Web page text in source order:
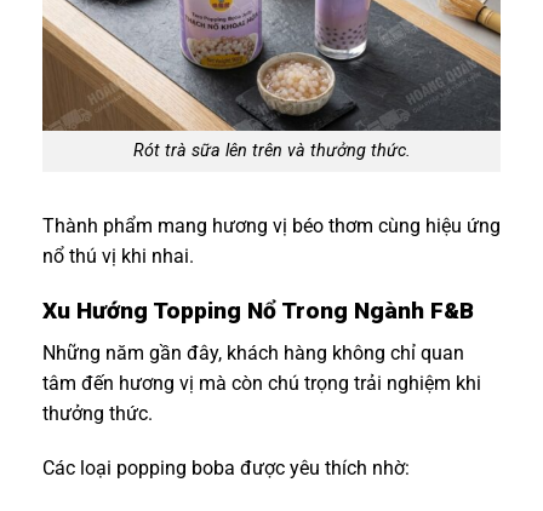
Rót trà sữa lên trên và thưởng thức.
Thành phẩm mang hương vị béo thơm cùng hiệu ứng
nổ thú vị khi nhai.
Xu Hướng Topping Nổ Trong Ngành F&B
Những năm gần đây, khách hàng không chỉ quan
tâm đến hương vị mà còn chú trọng trải nghiệm khi
thưởng thức.
Các loại popping boba được yêu thích nhờ: